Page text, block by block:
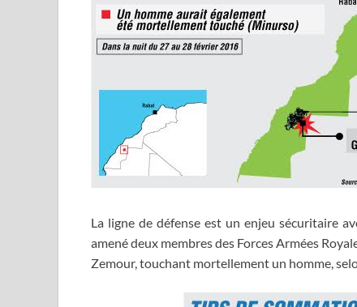
La ligne de défense est un enjeu sécuritaire
amené deux membres des Forces Armées
Zemour, touchant mortellement un homme,